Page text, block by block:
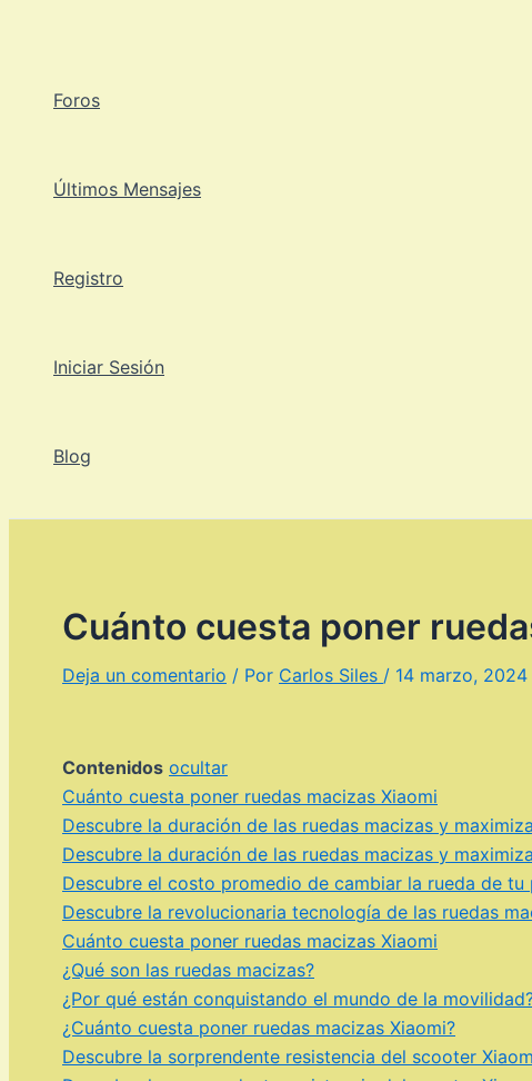
Foros
Últimos Mensajes
Registro
Iniciar Sesión
Blog
Cuánto cuesta poner
Deja un comentario / Por Carlos Siles / 14 marzo, 2024
Contenidos ocultar
Cuánto cuesta poner ruedas macizas Xiaomi
Descubre la duración de las ruedas macizas y
Descubre la duración de las ruedas macizas y
Descubre el costo promedio de cambiar la rueda de
Descubre la revolucionaria tecnología de las ruedas
Cuánto cuesta poner ruedas macizas Xiaomi
¿Qué son las ruedas macizas?
¿Por qué están conquistando el mundo de la
¿Cuánto cuesta poner ruedas macizas Xiaomi?
Descubre la sorprendente resistencia del scooter